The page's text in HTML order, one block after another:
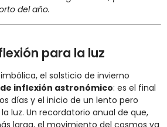
del año.
para la luz
el solsticio de invierno
inflexión astronómico: es el final
días y el inicio de un lento pero
luz. Un recordatorio anual de que,
larga, el movimiento del cosmos ya